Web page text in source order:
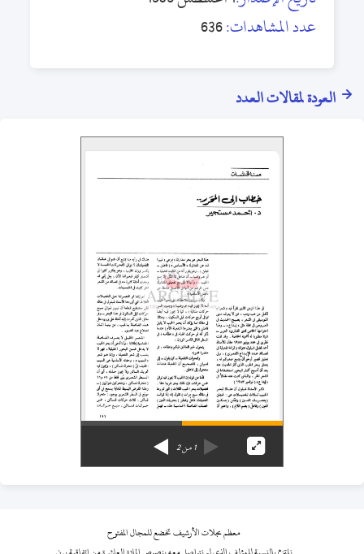
عدد المشاهدات:636
العودة لمقالات العدد
1من2
معظم مجلات الأرشيف تخضع للمجال المفتوح